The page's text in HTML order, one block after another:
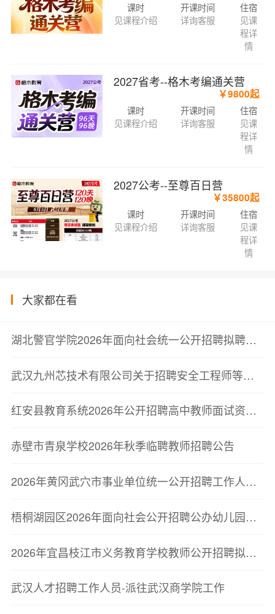
课时
见课程介绍
开课时间
详询客服
住宿
见课
程详
情
2027省考--格木考编通关营
￥9800起
课时
见课程介绍
开课时间
详询客服
住宿
见课
程详
情
2027公考--至尊百日营
￥35800起
课时
见课程介绍
开课时间
详询客服
住宿
见课
程详
情
大家都在看
湖北警官学院2026年面向社会统一公开招聘拟聘用人员公示
武汉九州芯技术有限公司关于招聘安全工程师等岗位的公告
红安县教育系统2026年公开招聘高中教师面试资格复审及相关事宜公告
赤壁市青泉学校2026年秋季临聘教师招聘公告
2026年黄冈武穴市事业单位统一公开招聘工作人员管理和通用型专业技术岗位(第一批)、卫健医疗岗位拟聘用人员公示公告
梧桐湖园区2026年面向社会公开招聘公办幼儿园公益性岗位教师公告
2026年宜昌枝江市义务教育学校教师公开招聘拟聘用人员公示公告
武汉人才招聘工作人员-派往武汉商学院工作